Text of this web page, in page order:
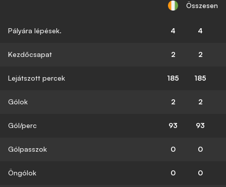
Összesen
Pályára lépések. 4 4
Kezdőcsapat 2 2
Lejátszott percek 185 185
Gólok 2 2
Gól/perc 93 93
Gólpasszok 0 0
Öngólok 0 0